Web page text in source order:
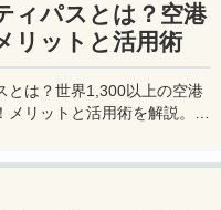
ィパスとは？空港
リットと活用術
とは？世界1,300以上の空港
メリットと活用術を解説。セ